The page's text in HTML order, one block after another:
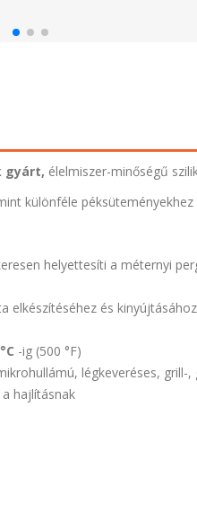
gyárt, élelmiszer-minőségű
különféle péksüteményekhez
helyettesíti a méternyi
elkészítéséhez és kinyújtásához
-ig (500 °F)
légkeveréses, grill-
hajlításnak